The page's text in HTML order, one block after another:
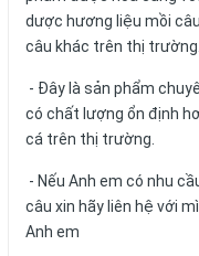
dược hương liệu mồi
câu khác trên thị trường.
- Đây là sản phẩm
có chất lượng ổn định
cá trên thị trường.
- Nếu Anh em có nhu
câu xin hãy liên hệ với
Anh em